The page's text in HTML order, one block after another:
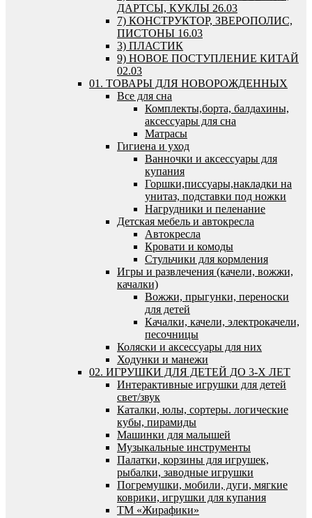
ДАРТСЫ, КУКЛЫ 26.03
7) КОНСТРУКТОР, ЗВЕРОПОЛИС,
ПИСТОНЫ 16.03
3) ПЛАСТИК
9) НОВОЕ ПОСТУПЛЕНИЕ КИТАЙ
02.03
01. ТОВАРЫ ДЛЯ НОВОРОЖДЕННЫХ
Все для сна
Комплекты,борта, балдахины,
аксессуары для сна
Матрасы
Гигиена и уход
Ванночки и аксессуары для
купания
Горшки,писсуары,накладки на
унитаз, подставки под ножки
Нагрудники и пеленание
Детская мебель и автокресла
Автокресла
Кровати и комоды
Стульчики для кормления
Игры и развлечения (качели, вожжи,
качалки)
Вожжи, прыгунки, переноски
для детей
Качалки, качели, электрокачели,
песочницы
Коляски и аксессуары для них
Ходунки и манежи
02. ИГРУШКИ ДЛЯ ДЕТЕЙ ДО 3-Х ЛЕТ
Интерактивные игрушки для детей
свет/звук
Каталки, юлы, сортеры. логические
кубы, пирамиды
Машинки для малышей
Музыкальные инструменты
Палатки, корзины для игрушек,
рыбалки, заводные игрушки
Погремушки, мобили, дуги, мягкие
коврики, игрушки для купания
ТМ «Жирафики»